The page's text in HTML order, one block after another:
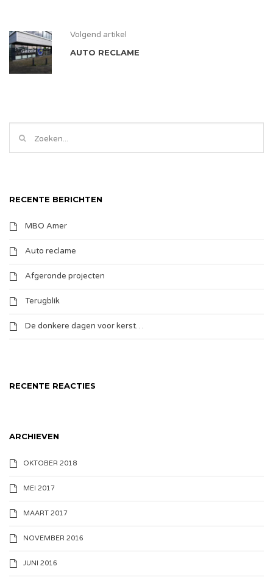
Volgend artikel
AUTO RECLAME
RECENTE BERICHTEN
MBO Amer
Auto reclame
Afgeronde projecten
Terugblik
De donkere dagen voor kerst…
RECENTE REACTIES
ARCHIEVEN
OKTOBER 2018
MEI 2017
MAART 2017
NOVEMBER 2016
JUNI 2016